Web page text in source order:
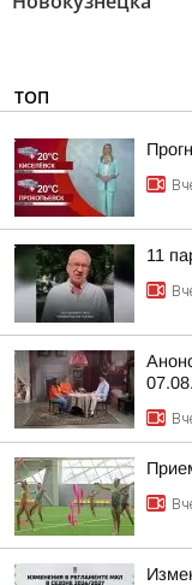
ТОП
11